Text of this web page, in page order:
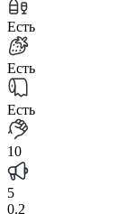
Есть
Есть
Есть
10
5
0.2